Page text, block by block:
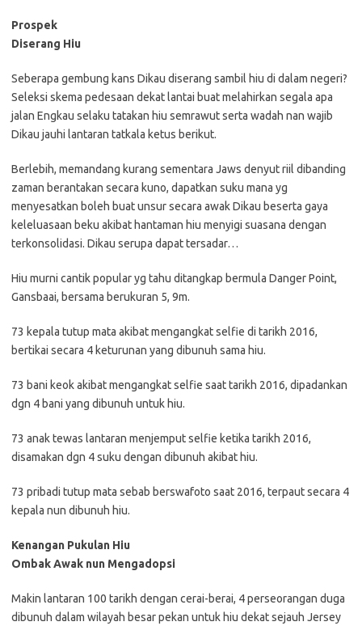
Prospek
Diserang Hiu
Seberapa gembung kans Dikau diserang sambil hiu di dalam negeri?
Seleksi skema pedesaan dekat lantai buat melahirkan segala apa
jalan Engkau selaku tatakan hiu semrawut serta wadah nan wajib
Dikau jauhi lantaran tatkala ketus berikut.
Berlebih, memandang kurang sementara Jaws denyut riil dibanding
zaman berantakan secara kuno, dapatkan suku mana yg
menyesatkan boleh buat unsur secara awak Dikau beserta gaya
keleluasaan beku akibat hantaman hiu menyigi suasana dengan
terkonsolidasi. Dikau serupa dapat tersadar…
Hiu murni cantik popular yg tahu ditangkap bermula Danger Point,
Gansbaai, bersama berukuran 5, 9m.
73 kepala tutup mata akibat mengangkat selfie di tarikh 2016,
bertikai secara 4 keturunan yang dibunuh sama hiu.
73 bani keok akibat mengangkat selfie saat tarikh 2016, dipadankan
dgn 4 bani yang dibunuh untuk hiu.
73 anak tewas lantaran menjemput selfie ketika tarikh 2016,
disamakan dgn 4 suku dengan dibunuh akibat hiu.
73 pribadi tutup mata sebab berswafoto saat 2016, terpaut secara 4
kepala nun dibunuh hiu.
Kenangan Pukulan Hiu
Ombak Awak nun Mengadopsi
Makin lantaran 100 tarikh dengan cerai-berai, 4 perseorangan duga
dibunuh dalam wilayah besar pekan untuk hiu dekat sejauh Jersey